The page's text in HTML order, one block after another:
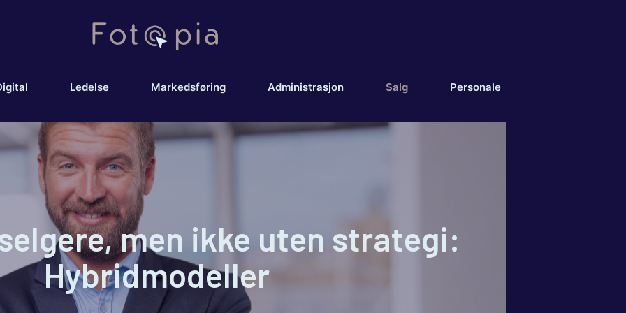
Ledelse Markedsføring Administrasjon Salg Personale
men ikke uten strategi:
Hybridmodeller